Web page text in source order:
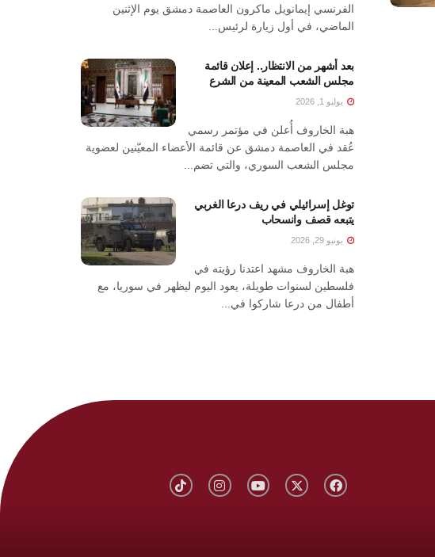
الفرنسي إيمانويل ماكرون العاصمة دمشق يوم الإثنين
الماضي، في أول زيارة لرئيس...
بعد أشهر من الانتظار.. إعلان قائمة
مجلس الشعب المعينة من الشرع
يوليو 1, 2026
هبة الخاروف أُعلن في مؤتمر رسمي
عُقد في العاصمة دمشق عن قائمة الأعضاء المعيّنين لعضوية
مجلس الشعب السوري، والتي تضم...
توغل إسرائيلي في ريف درعا الغربي
يتبعه قصف وانسحاب
يونيو 29, 2026
هبة الخاروف مشهد اعتدنا رؤيته في
فلسطين لسنوات طويلة، يعود اليوم ليظهر في سوريا، مع
أطفال من درعا شاركوا في...